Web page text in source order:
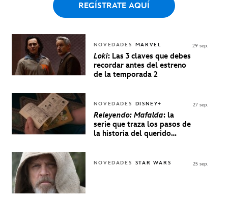
REGÍSTRATE AQUÍ
NOVEDADES MARVEL
Loki: Las 3 claves que debes
recordar antes del estreno
de la temporada 2
29 sep.
NOVEDADES DISNEY+
Releyendo: Mafalda: la
serie que traza los pasos de
la historia del querido
27 sep.
NOVEDADES STAR WARS 25 sep.